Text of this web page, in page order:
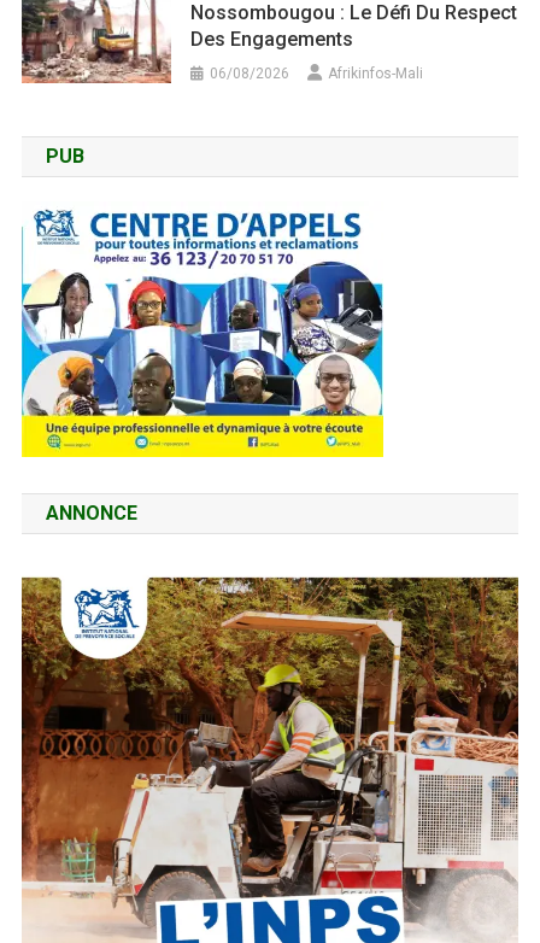
Nossombougou : Le Défi Du Respect
Des Engagements
06/08/2026 Afrikinfos-Mali
PUB
ANNONCE